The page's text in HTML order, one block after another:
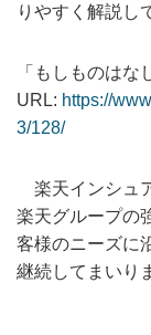
りやすく解説し
「もしものはな
URL: https://
3/128/
楽天インシュ
楽天グループの
客様のニーズに
継続してまいり